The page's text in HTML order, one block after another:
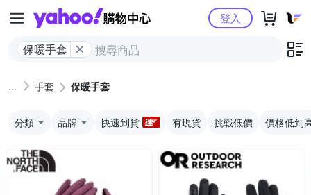
Yahoo購物中心
保暖手套
登入
手套 保暖手套
分類 品牌 快速到貨 有現貨 挑戰低價 價格低到